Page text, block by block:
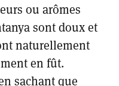
ou arômes
sont doux et
naturellement
en fût.
sachant que